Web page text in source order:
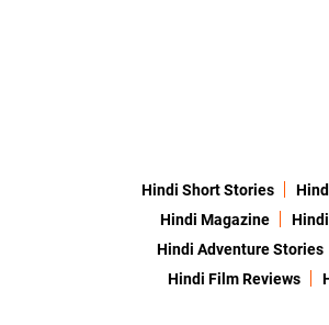
Hindi Short Stories
Hindi Magazine
Hindi Adventure Stories
Hindi Film Reviews